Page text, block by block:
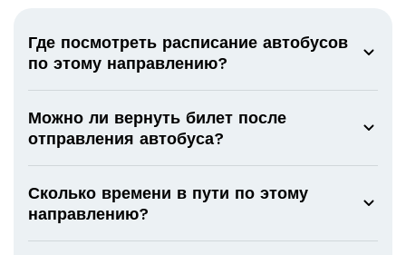
Где посмотреть расписание автобусов
по этому направлению?
Можно ли вернуть билет после
отправления автобуса?
Сколько времени в пути по этому
направлению?